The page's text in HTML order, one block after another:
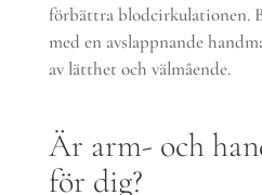
förbättra blodcirkulationen.
med en avslappnande
av lätthet och välmående.
Är arm- och
för dig?